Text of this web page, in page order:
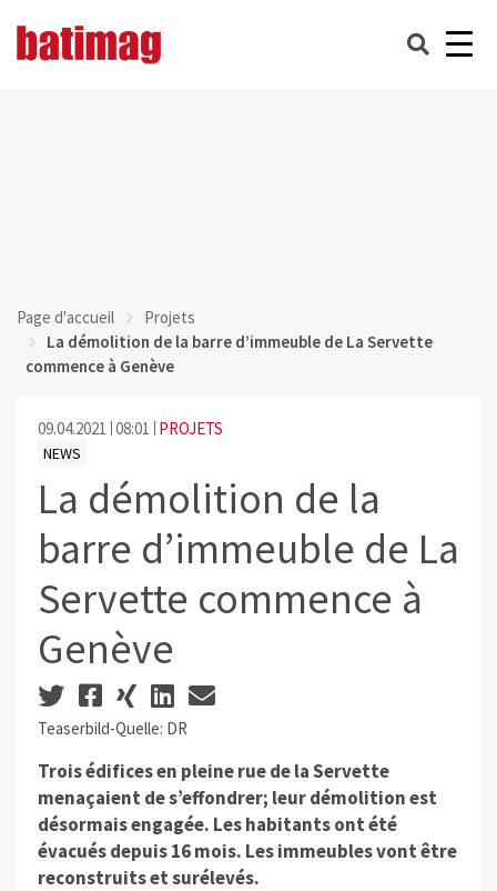
Page d'accueil
Projets
La démolition de la barre d’immeuble de La Servette
commence à Genève
09.04.2021 08:01 PROJETS
NEWS
La démolition de la
barre d’immeuble de La
Servette commence à
Genève
Teaserbild-Quelle: DR
Trois édifices en pleine rue de la Servette
menaçaient de s’effondrer; leur démolition est
désormais engagée. Les habitants ont été
évacués depuis 16 mois. Les immeubles vont être
reconstruits et surélevés.